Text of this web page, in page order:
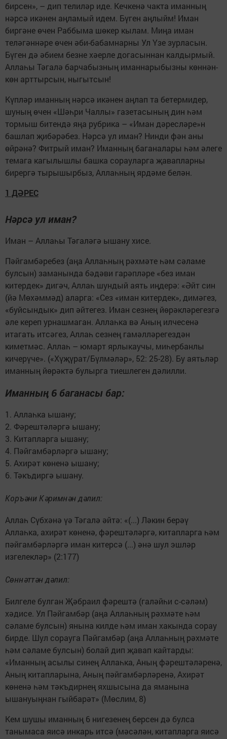
бирсен», – дип телиләр иде. Кечкенә чакта иманның
нәрсә икәнен аңламый идем. Бүген аңлыйм! Иман
биргәне өчен Раббыма шөкер кылам. Миңа иман
теләгәннәре өчен әби-бабамнарны Ул Үзе зурласын.
Бүген дә әбием безне хәерле догасыннан калдырмый.
Аллаһы Тәгалә барчабызның иманнарыбызны көннән-
көн арттырсын, ныгытсын!
Күпләр иманның нәрсә икәнен аңлап та бетермидер,
шуның өчен «Шәһри Чаллы» газетасының дин һәм
тормыш битендә яңа рубрика – «Иман дәресләре»н
башлап җибәрәбез. Нәрсә ул иман? Нинди фән аны
өйрәнә? Фитрый иман? Иманның баганалары һәм әлеге
темага кагылышлы башка сорауларга җавапларны
бирергә тырышырбыз, Аллаһның ярдәме белән.
1 ДӘРЕС
Нәрсә ул иман?
Иман – Аллаһы Тәгаләгә ышану хисе.
Пәйгамбәребез (аңа Аллаһның рәхмәте һәм сәламе
булсын) заманында бәдәви гарәпләре «без иман
китердек» дигәч, Аллаһ шундый аять иңдерә: «Әйт син
(йә Мөхәммәд) аларга: «Сез «иман китердек», димәгез,
«буйсындык» дип әйтегез. Иман сезнең йөрәкләрегезгә
әле кереп урнашмаган. Аллаһка вә Аның илчесенә
итагать итсәгез, Аллаһ сезнең гамәлләрегездән
киметмәс. Аллаһ – юмарт ярлыкаучы, миһербанлы
кичерүче». («Хүҗүрат/Бүлмәләр», 52: 25-28). Бу аятьләр
иманның йөрәктә булырга тиешлеген дәлилли.
Иманның 6 баганасы бар:
1. Аллаһка ышану;
2. Фәрештәләргә ышану;
3. Китапларга ышану;
4. Пәйгамбәрләргә ышану;
5. Ахирәт көненә ышану;
6. Тәкъдиргә ышану.
Коръәни Кәримнән дәлил:
Аллаһ Сүбхәнә үә Тәгалә әйтә: «(...) Ләкин берәү
Аллаһка, ахирәт көненә, фәрештәләргә, китапларга һәм
пәйгамбәрләргә иман китерсә (...) әнә шул эшләр
изгелекләр» (2:177)
Сөннәттән дәлил:
Билгеле булган Җәбраил фәрештә (галәйһи с-сәләм)
хәдисе. Ул Пәйгамбәр (аңа Аллаһның рәхмәте һәм
сәламе булсын) янына килде һәм иман хакында сорау
бирде. Шул сорауга Пәйгамбәр (аңа Аллаһның рәхмәте
һәм сәламе булсын) болай дип җавап кайтарды:
«Иманның асылы синең Аллаһка, Аның фәрештәләренә,
Аның китапларына, Аның пәйгамбәрләренә, Ахирәт
көненә һәм тәкъдирнең яхшысына да яманына
ышануыңнан гыйбарәт» (Мөслим, 8)
Кем шушы иманның 6 нигезенең берсен дә булса
танымаса яисә инкарь итсә (мәсәлән, китапларга яисә